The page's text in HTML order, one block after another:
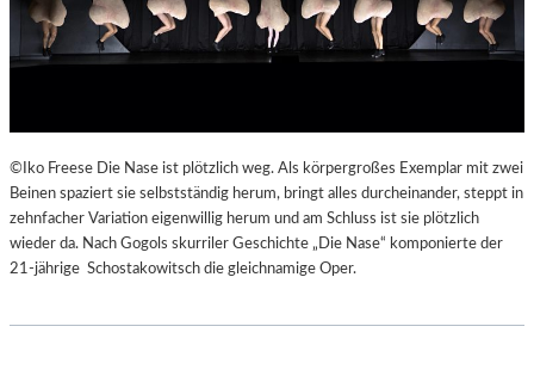
©Iko Freese Die Nase ist plötzlich weg. Als körpergroßes Exemplar mit zwei
Beinen spaziert sie selbstständig herum, bringt alles durcheinander, steppt in
zehnfacher Variation eigenwillig herum und am Schluss ist sie plötzlich
wieder da. Nach Gogols skurriler Geschichte „Die Nase“ komponierte der
21-jährige Schostakowitsch die gleichnamige Oper.